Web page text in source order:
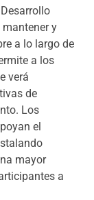
y
a lo largo de
a los
verá
de
Los
el
mayor
a